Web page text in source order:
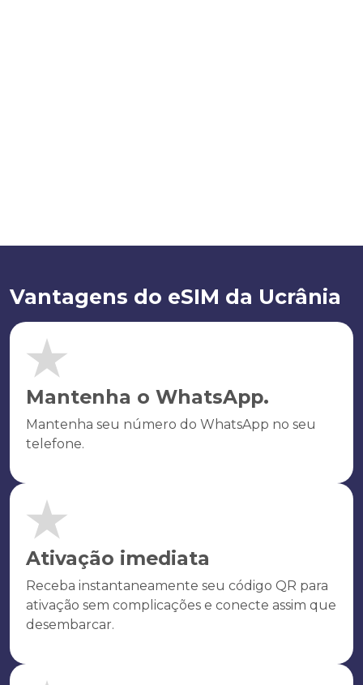
Vantagens do eSIM da Ucrânia
Mantenha o WhatsApp.
Mantenha seu número do WhatsApp no seu
telefone.
Ativação imediata
Receba instantaneamente seu código QR para
ativação sem complicações e conecte assim que
desembarcar.